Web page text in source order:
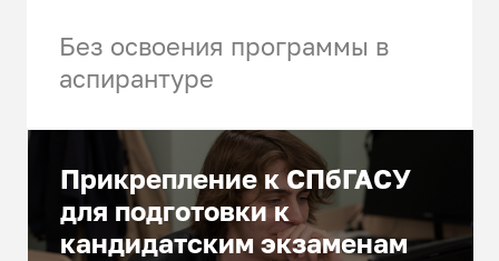
Без освоения программы в
аспирантуре
Прикрепление к СПбГАСУ
для подготовки к
кандидатским экзаменам